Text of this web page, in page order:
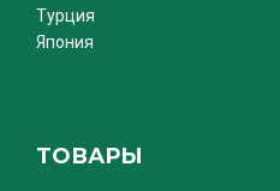
Турция
Япония
ТОВАРЫ